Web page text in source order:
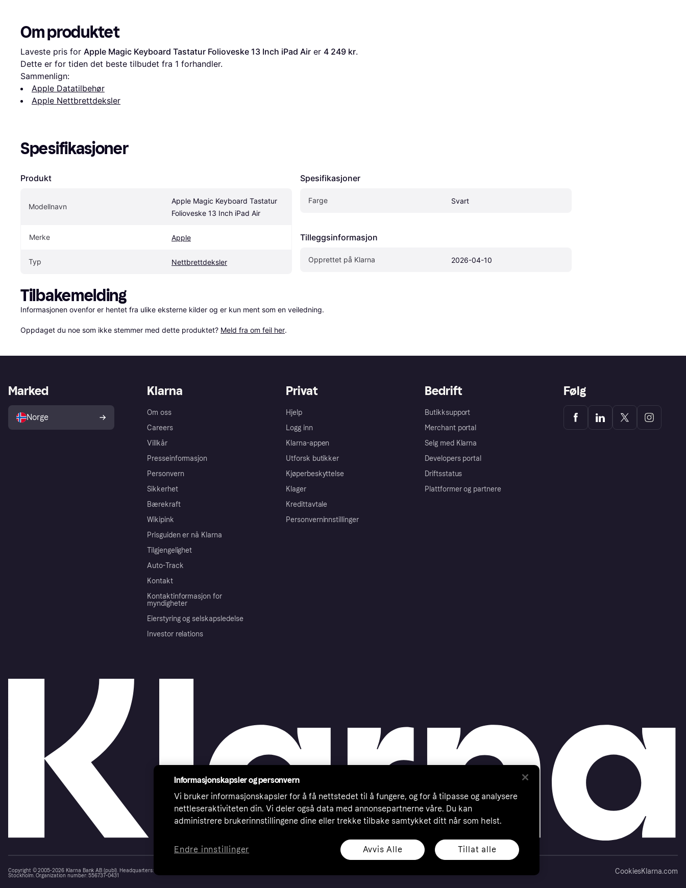
Om produktet
Laveste pris for Apple Magic Keyboard Tastatur Folioveske 13 Inch iPad Air er 4 249 kr.
Dette er for tiden det beste tilbudet fra 1 forhandler.
Sammenlign:
Apple Datatilbehør
Apple Nettbrettdeksler
Spesifikasjoner
Produkt
Modellnavn
Apple Magic Keyboard Tastatur
Folioveske 13 Inch iPad Air
Merke Apple
Typ Nettbrettdeksler
Spesifikasjoner
Farge Svart
Tilleggsinformasjon
Opprettet på Klarna 2026-04-10
Tilbakemelding
Informasjonen ovenfor er hentet fra ulike eksterne kilder og er kun ment som en veiledning.
Oppdaget du noe som ikke stemmer med dette produktet? Meld fra om feil her.
Klarna
Om oss
Careers
Villkår
Presseinformasjon
Personvern
Sikkerhet
Bærekraft
Wikipink
Prisguiden er nå Klarna
Tilgjengelighet
Auto-Track
Kontakt
Kontaktinformasjon for
myndigheter
Eierstyring og selskapsledelse
Investor relations
Privat
Hjelp
Logg inn
Klarna-appen
Utforsk butikker
Kjøperbeskyttelse
Klager
Kredittavtale
Personverninnstillinger
Bedrift
Butikksupport
Merchant portal
Selg med Klarna
Developers portal
Driftsstatus
Plattformer og partnere
Marked
Norge
Følg
Copyright © 2005-2026 Klarna Bank AB (publ). Headquarters: Stockholm, Sweden. All rights reserved. Klarna Bank AB (publ). Sveavägen 46, 111 34
Stockholm. Organization number: 556737-0431
CookiesKlarna.com
Informasjonskapsler og personvern
Vi bruker informasjonskapsler for å få nettstedet til å fungere, og for å tilpasse og analysere
nettleseraktiviteten din. Vi deler også data med annonsepartnerne våre. Du kan
administrere brukerinnstillingene dine eller trekke tilbake samtykket ditt når som helst.
Avvis Alle Tillat alle
Endre innstillinger